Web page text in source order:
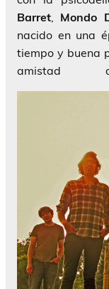
Barret, Mondo
nacido en una
tiempo y buena
amistad